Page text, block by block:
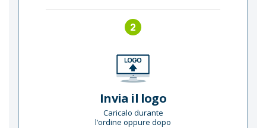
2
Invia il logo
Caricalo durante
l’ordine oppure dopo